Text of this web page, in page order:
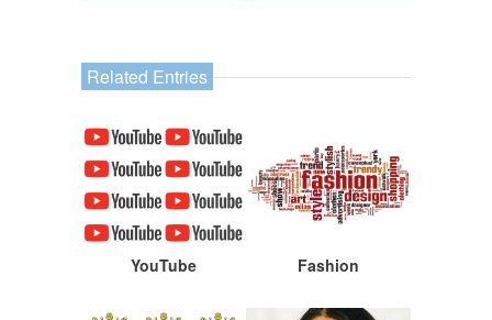
Related Entries
YouTube Fashion